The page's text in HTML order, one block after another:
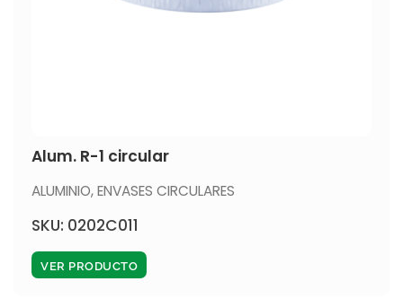
Alum. R-1 circular
ALUMINIO,ENVASES CIRCULARES
SKU: 0202C011
VER PRODUCTO